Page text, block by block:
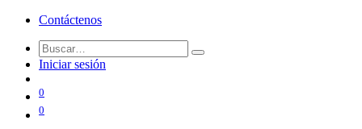
Contáctenos
Iniciar sesión
0
0